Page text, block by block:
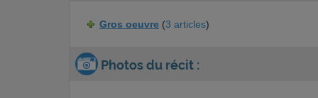
Gros oeuvre (3 articles)
Photos du récit :